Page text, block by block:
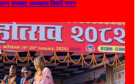
सभाबाट अध्यक्षमा तिवारी चयन